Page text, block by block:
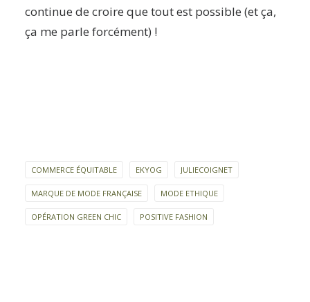
continue de croire que tout est possible (et ça,
ça me parle forcément) !
COMMERCE ÉQUITABLE EKYOG JULIECOIGNET
MARQUE DE MODE FRANÇAISE MODE ETHIQUE
OPÉRATION GREEN CHIC POSITIVE FASHION